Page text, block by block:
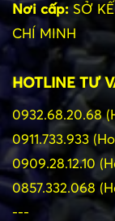
Nơi cấp: SỞ
CHÍ MINH
HOTLINE TƯ
0932.68.20.68
0911.733.933
0909.28.12.10
0857.332.068
---